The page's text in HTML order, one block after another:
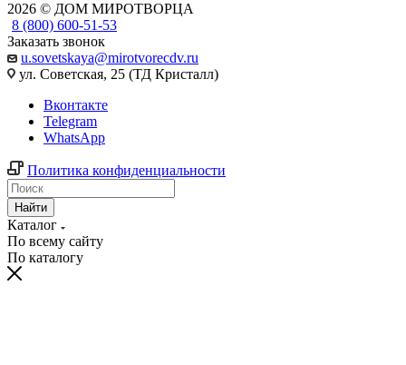
2026 © ДОМ МИРОТВОРЦА
8 (800) 600-51-53
Заказать звонок
u.sovetskaya@mirotvorecdv.ru
ул. Советская, 25 (ТД Кристалл)
Вконтакте
Telegram
WhatsApp
Политика конфиденциальности
Найти
Каталог
По всему сайту
По каталогу